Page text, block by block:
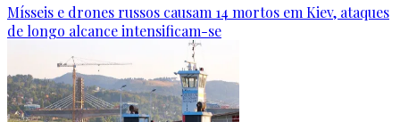
Mísseis e drones russos causam 14 mortos em Kiev, ataques
de longo alcance intensificam-se